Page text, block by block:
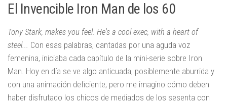
El Invencible Iron Man de los 60
Tony Stark, makes you feel. He's a cool exec, with a heart of
steel... Con esas palabras, cantadas por una aguda voz
femenina, iniciaba cada capítulo de la mini-serie sobre Iron
Man. Hoy en día se ve algo anticuada, posiblemente aburrida y
con una animación deficiente, pero me imagino cómo deben
haber disfrutado los chicos de mediados de los sesenta con